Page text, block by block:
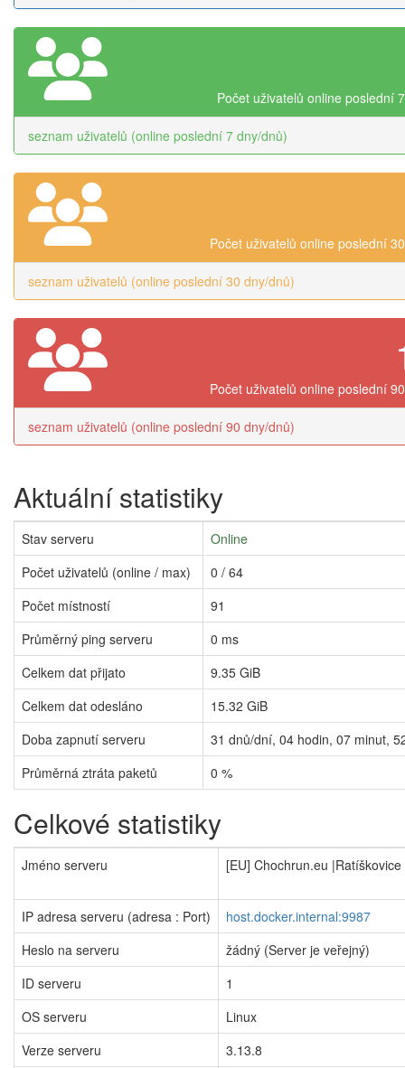
Počet uživatelů online poslední
seznam uživatelů (online poslední 7 dny/dnů)
Počet uživatelů online poslední
seznam uživatelů (online poslední 30 dny/dnů)
Počet uživatelů online poslední
seznam uživatelů (online poslední 90 dny/dnů)
Aktuální statistiky
Stav serveru
Online
Počet uživatelů (online / max)
0 / 64
Počet místností
91
Průměrný ping serveru
0 ms
Celkem dat přijato
9.35 GiB
Celkem dat odesláno
15.32 GiB
Doba zapnutí serveru
31 dnů/dní, 04 hodin, 07 minut,
Průměrná ztráta paketů
0 %
Celkové statistiky
Jméno serveru [EU] Chochrun.eu
IP adresa serveru (adresa : Port)
host.docker.internal:9987
Heslo na serveru
žádný (Server je veřejný)
ID serveru
1
OS serveru
Linux
Verze serveru
3.13.8